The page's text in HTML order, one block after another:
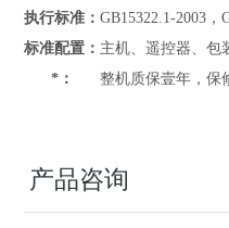
执行标准： GB15322.1-2003，
标准配置： 主机、遥控器、包
*：
整机质保壹年，保
产品咨询